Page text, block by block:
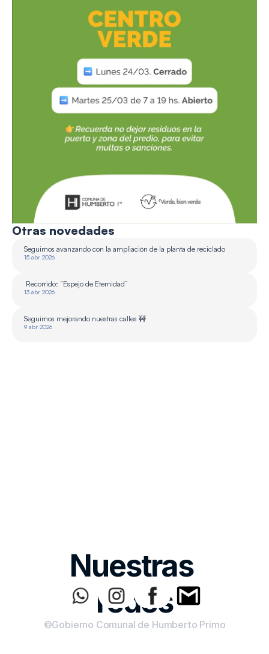
Otras novedades
Seguimos avanzando con la ampliación de la planta de reciclado
15 abr 2026
Recorrido: “Espejo de Eternidad”
13 abr 2026
Seguimos mejorando nuestras calles 🚧
9 abr 2026
Nuestras
redes
©Gobierno Comunal de Humberto Primo